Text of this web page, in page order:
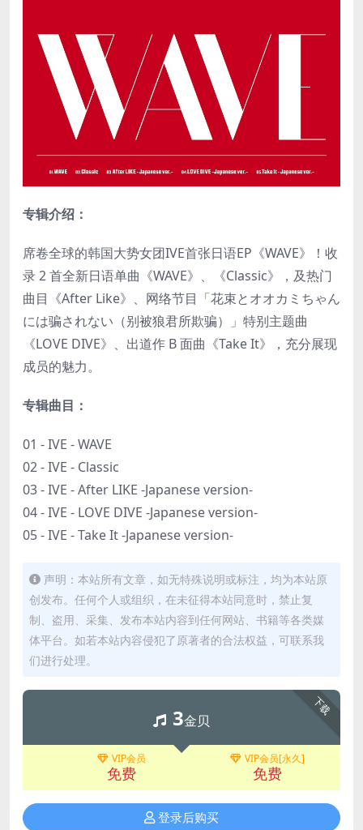
专辑介绍：
席卷全球的韩国大势女团IVE首张日语EP《WAVE》！收
录 2 首全新日语单曲《WAVE》、《Classic》，及热门
曲目《After Like》、网络节目「花束とオオカミちゃん
には骗されない（别被狼君所欺骗）」特别主题曲
《LOVE DIVE》、出道作 B 面曲《Take It》，充分展现
成员的魅力。
专辑曲目：
01 - IVE - WAVE
02 - IVE - Classic
03 - IVE - After LIKE -Japanese version-
04 - IVE - LOVE DIVE -Japanese version-
05 - IVE - Take It -Japanese version-
声明：本站所有文章，如无特殊说明或标注，均为本站原
创发布。任何个人或组织，在未征得本站同意时，禁止复
制、盗用、采集、发布本站内容到任何网站、书籍等各类媒
体平台。如若本站内容侵犯了原著者的合法权益，可联系我
们进行处理。
下载
3金贝
VIP会员
免费
VIP会员[永久]
免费
登录后购买